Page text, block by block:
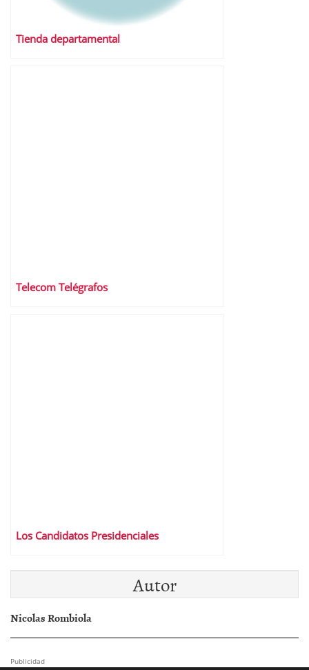
Tienda departamental
Telecom Telégrafos
Los Candidatos Presidenciales
Autor
Nicolas Rombiola
Publicidad